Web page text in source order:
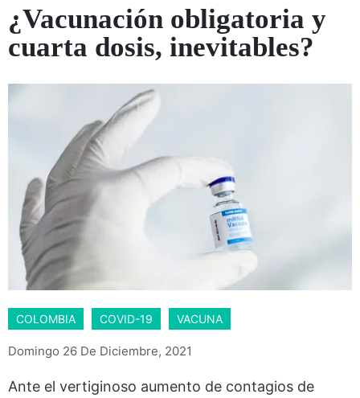
¿Vacunación obligatoria y
cuarta dosis, inevitables?
COLOMBIA COVID-19 VACUNA
Domingo 26 De Diciembre, 2021
Ante el vertiginoso aumento de contagios de